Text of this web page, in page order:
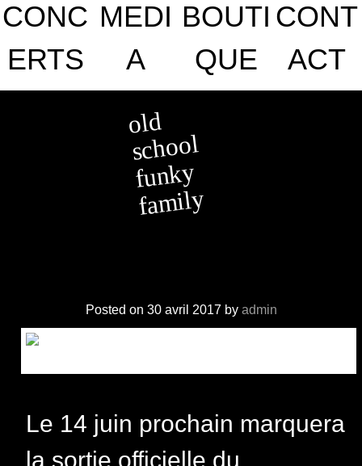
toCONC
ERTS
MEDI
A
BOUTI
QUE
CONT
ACT
OLD SCHOOL FUNKY
FAMILY
old
school
funky
family
Posted on 30 avril 2017 by admin
Le 14 juin prochain marquera
la sortie officielle du